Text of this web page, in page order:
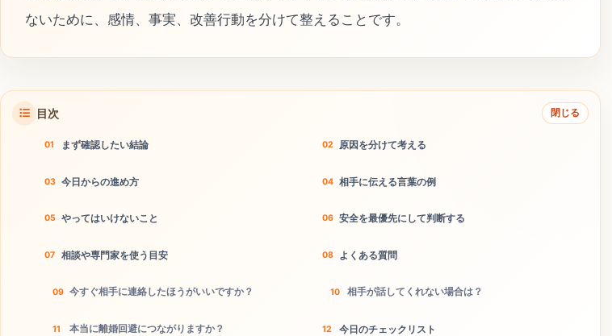
ないために、感情、事実、改善行動を分けて整えることです。
目次 閉じる
まず確認したい結論 原因を分けて考える
今日からの進め方 相手に伝える言葉の例
やってはいけないこと 安全を最優先にして判断する
相談や専門家を使う目安 よくある質問
今すぐ相手に連絡したほうがいいですか？ 相手が話してくれない場合は？
本当に離婚回避につながりますか？ 今日のチェックリスト